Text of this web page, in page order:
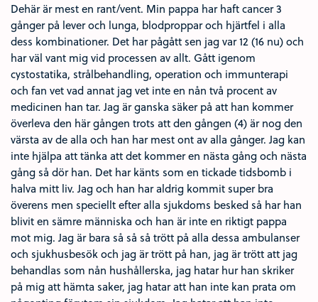
Dehär är mest en rant/vent. Min pappa har haft cancer 3
gånger på lever och lunga, blodproppar och hjärtfel i alla
dess kombinationer. Det har pågått sen jag var 12 (16 nu) och
har väl vant mig vid processen av allt. Gått igenom
cystostatika, strålbehandling, operation och immunterapi
och fan vet vad annat jag vet inte en nån två procent av
medicinen han tar. Jag är ganska säker på att han kommer
överleva den här gången trots att den gången (4) är nog den
värsta av de alla och han har mest ont av alla gånger. Jag kan
inte hjälpa att tänka att det kommer en nästa gång och nästa
gång så dör han. Det har känts som en tickade tidsbomb i
halva mitt liv. Jag och han har aldrig kommit super bra
överens men speciellt efter alla sjukdoms besked så har han
blivit en sämre människa och han är inte en riktigt pappa
mot mig. Jag är bara så så så trött på alla dessa ambulanser
och sjukhusbesök och jag är trött på han, jag är trött att jag
behandlas som nån hushållerska, jag hatar hur han skriker
på mig att hämta saker, jag hatar att han inte kan prata om